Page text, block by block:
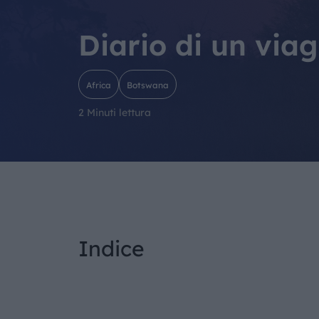
Diario di un
Africa Botswana
2 Minuti lettura
Indice